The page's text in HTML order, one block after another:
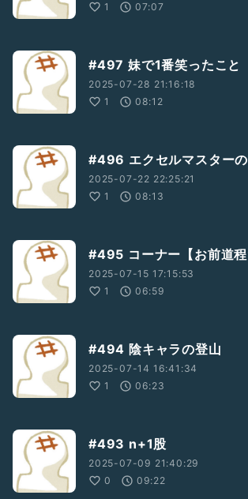
1
07:07
#497 妹で1番笑ったこと
2025-07-28 21:16:18
1
08:12
#496 エクセルマスター
2025-07-22 22:25:21
1
08:13
#495 コーナー【お前道程
2025-07-15 17:15:53
1
06:59
#494 陰キャラの登山
2025-07-14 16:41:34
1
06:23
#493 n+1股
2025-07-09 21:40:29
0
09:22